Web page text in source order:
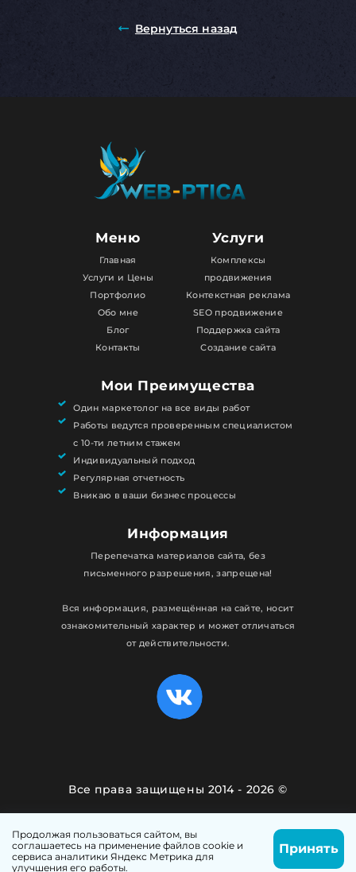
Вернуться назад
Меню
Главная
Услуги и Цены
Портфолио
Обо мне
Блог
Контакты
Услуги
Комплексы
продвижения
Контекстная реклама
SEO продвижение
Поддержка сайта
Создание сайта
Мои Преимущества
Один маркетолог на все виды работ
Работы ведутся проверенным специалистом
с 10-ти летним стажем
Индивидуальный подход
Регулярная отчетность
Вникаю в ваши бизнес процессы
Информация
Перепечатка материалов сайта, без
письменного разрешения, запрещена!
Вся информация, размещённая на сайте, носит
ознакомительный характер и может отличаться
от действительности.
Все права защищены 2014 - 2026 ©
Сделано с любовью вWeb-Ptica.Ru
Написать Позвонить
Продолжая пользоваться сайтом, вы
соглашаетесь на применение файлов cookie и
сервиса аналитики Яндекс Метрика для
улучшения его работы.
Принять